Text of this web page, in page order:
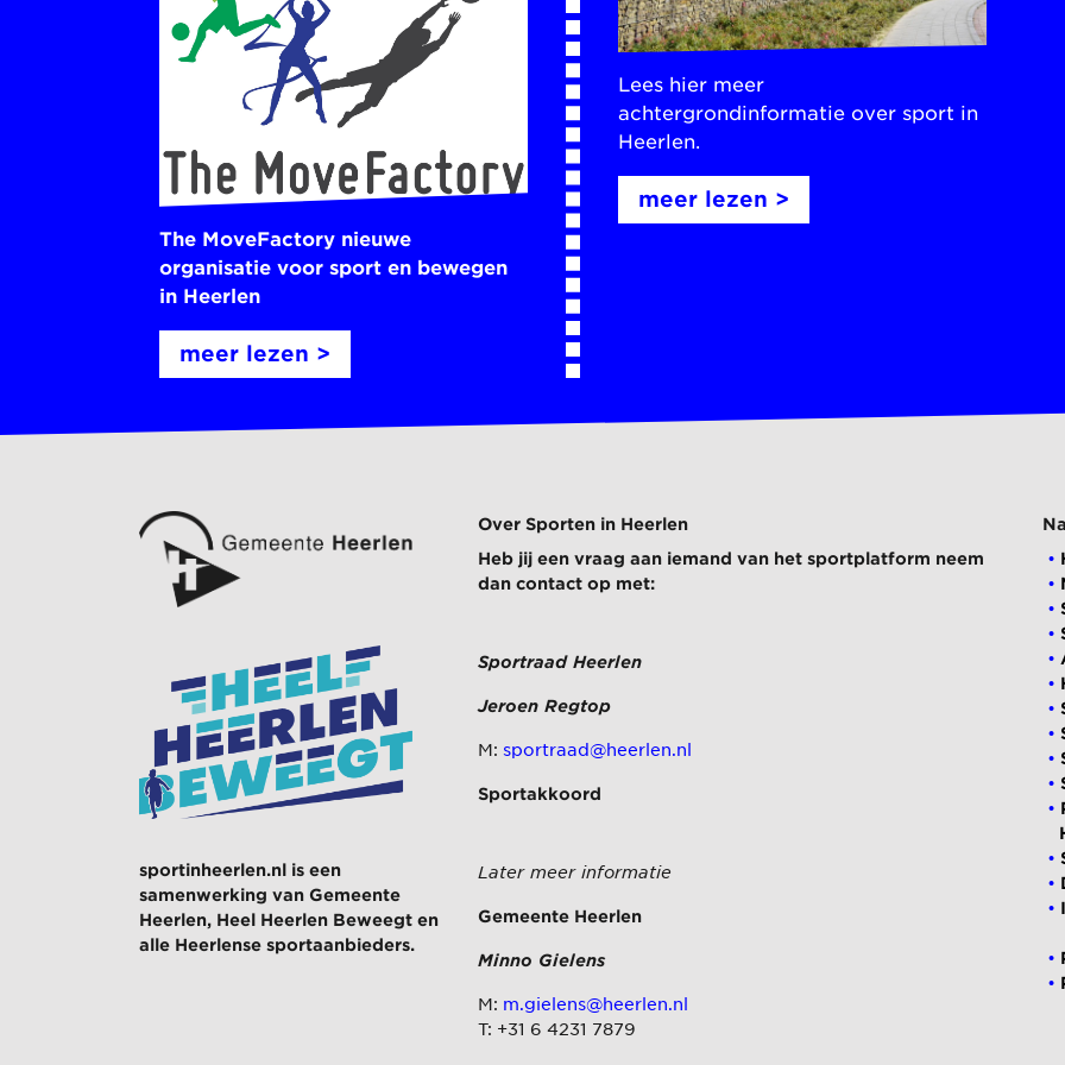
The MoveFactory nieuwe
organisatie voor sport en bewegen
in Heerlen
meer lezen >
Lees hier meer
achtergrondinformatie over sport in
Heerlen.
meer lezen >
sportinheerlen.nl is een
samenwerking van Gemeente
Heerlen, Heel Heerlen Beweegt en
alle Heerlense sportaanbieders.
Over Sporten in Heerlen
Heb jij een vraag aan iemand van het sportplatform neem
dan contact op met:
Sportraad Heerlen
Jeroen Regtop
M: sportraad@heerlen.nl
Sportakkoord
Later meer informatie
Gemeente Heerlen
Minno Gielens
M: m.gielens@heerlen.nl
T: +31 6 4231 7879